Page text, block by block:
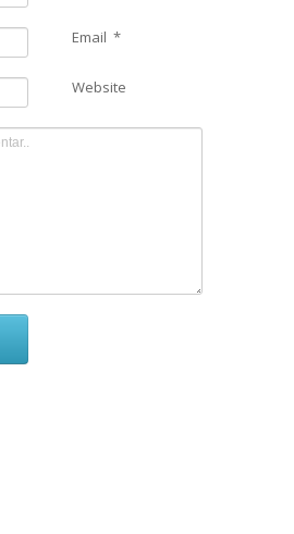
Email *
Website